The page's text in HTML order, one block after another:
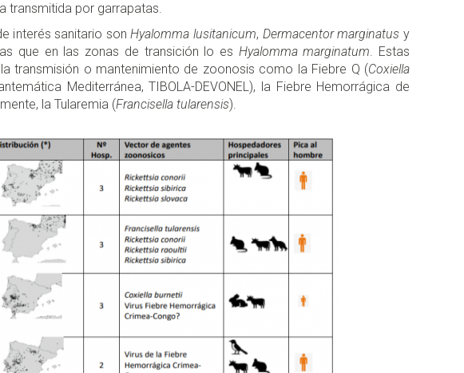
transmitida por garrapatas.
interés sanitario sonHyalomma lusitanicum, Dermacentor marginatus y
que en las zonas de transición lo es Hyalomma marginatum. Estas
transmisión o mantenimiento de zoonosis como la Fiebre Q (Coxiella
Mediterránea, TIBOLA-DEVONEL), la Fiebre Hemorrágica de
la Tularemia (Francisella tularensis).